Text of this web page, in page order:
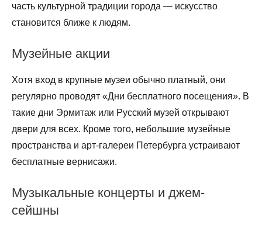
часть культурной традиции города — искусство
становится ближе к людям.
Музейные акции
Хотя вход в крупные музеи обычно платный, они
регулярно проводят «Дни бесплатного посещения». В
такие дни Эрмитаж или Русский музей открывают
двери для всех. Кроме того, небольшие музейные
пространства и арт-галереи Петербурга устраивают
бесплатные вернисажи.
Музыкальные концерты и джем-
сейшны